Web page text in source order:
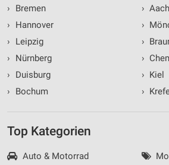
›
Bremen
›
Hannover
›
Leipzig
›
Nürnberg
›
Duisburg
›
Bochum
›
›
›
›
› Kiel
›
Top Kategorien
Auto & Motorrad